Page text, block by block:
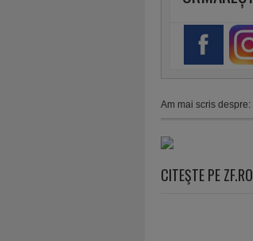
Am mai scris despre:
CITEŞTE PE ZF.RO